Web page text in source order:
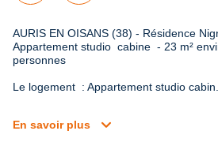
AURIS EN OISANS (38) - Résidence
Appartement studio  cabine  - 23 m²
personnes
Le logement  : Appartement studio cabin...
En savoir plus expand_more